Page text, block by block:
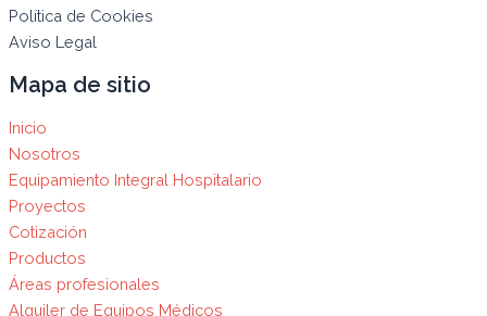
Política de Cookies
Aviso Legal
Mapa de sitio
Inicio
Nosotros
Equipamiento Integral Hospitalario
Proyectos
Cotización
Productos
Áreas profesionales
Alquiler de Equipos Médicos